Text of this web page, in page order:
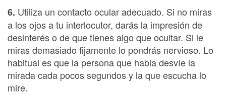
6. Utiliza un contacto ocular adecuado. Si no miras
a los ojos a tu interlocutor, darás la impresión de
desinterés o de que tienes algo que ocultar. Si le
miras demasiado fijamente lo pondrás nervioso. Lo
habitual es que la persona que habla desvíe la
mirada cada pocos segundos y la que escucha lo
mire.